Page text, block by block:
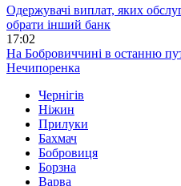
Одержувачі виплат, яких
обрати інший банк
17:02
На Бобровиччині в останню
Нечипоренка
Чернігів
Ніжин
Прилуки
Бахмач
Бобровиця
Борзна
Варва